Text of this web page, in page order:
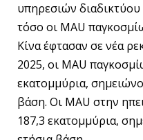
υπηρεσιών διαδικτύου
τόσο οι MAU
Κίνα έφτασαν σε νέα
2025, οι MAU
εκατομμύρια,
βάση. Οι MAU στην
187,3 εκατομμύρια,